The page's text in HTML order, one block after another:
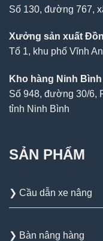
Số 130, đường 767,
Xưởng sản xuất
Tổ 1, khu phố Vĩnh
Kho hàng Ninh Bình
Số 948, đường 30/6,
tỉnh Ninh Bình
SẢN PHẨM
❯ Cầu dẫn xe nâng
❯ Bàn nâng hàng